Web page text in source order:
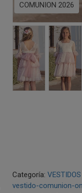
COMUNION 2026
Categoría:
vestido-comunion-